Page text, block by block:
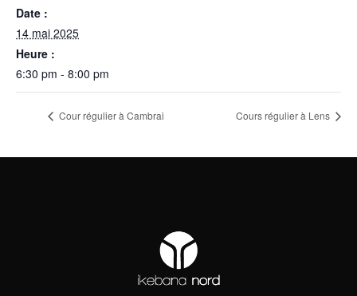
Date :
14 mai 2025
Heure :
6:30 pm - 8:00 pm
Cour régulier à Cambrai Cours régulier à Lens